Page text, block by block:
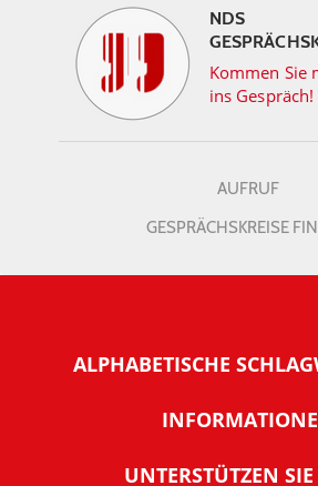
NDS
Kommen Sie
ins Gespräch!
AUFRUF
GESPRÄCHSKREISE
ALPHABETISCHE
Warum
UNTERSTÜTZEN